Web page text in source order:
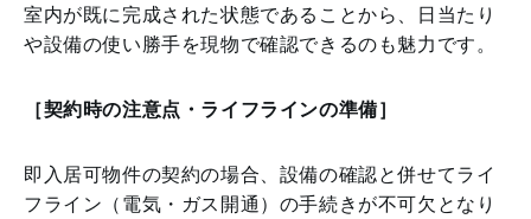
室内が既に完成された状態であることから、日当たり
や設備の使い勝手を現物で確認できるのも魅力です。
［契約時の注意点・ライフラインの準備］
即入居可物件の契約の場合、設備の確認と併せてライ
フライン（電気・ガス開通）の手続きが不可欠となり